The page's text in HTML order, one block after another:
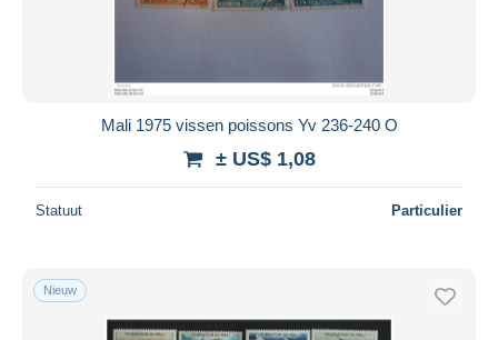
Mali 1975 vissen poissons Yv 236-240 O
± US$ 1,08
Statuut Particulier
Nieuw